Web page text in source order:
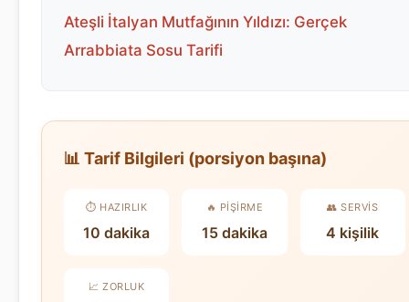
Ateşli İtalyan Mutfağının Yıldızı: Gerçek
Arrabbiata Sosu Tarifi
📊 Tarif Bilgileri (porsiyon başına)
⏱️ HAZIRLIK
10 dakika
🔥 PIŞIRME
15 dakika
👥 SERVIS
4 kişilik
📈 ZORLUK